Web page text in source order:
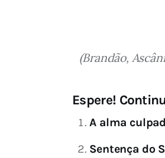
(Brandão,
Espere!
A alma
Sentença do